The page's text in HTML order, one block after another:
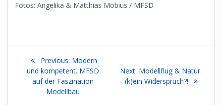
Fotos: Angelika & Matthias Möbius / MFSD
Beitragsnavigation
Previous: Previous
post:
Modern
und kompetent. MFSD
auf der Faszination
Modellbau
Next: Next
post:
Modellflug & Natur
– (k)ein Widerspruch?!